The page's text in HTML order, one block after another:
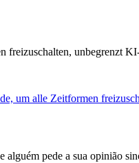
freizuschalten, unbegrenzt
um alle Zeitformen
alguém pede a sua opinião